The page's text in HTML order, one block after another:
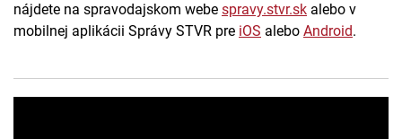
nájdete na spravodajskom webe spravy.stvr.sk alebo v
mobilnej aplikácii Správy STVR pre iOS alebo Android.